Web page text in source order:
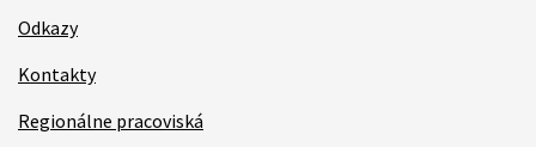
Odkazy
Kontakty
Regionálne pracoviská